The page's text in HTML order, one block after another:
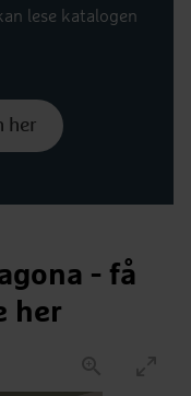
lese katalogen
her
- få
her